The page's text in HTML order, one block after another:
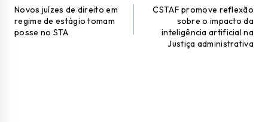
Novos juízes de direito em
regime de estágio tomam
posse no STA
CSTAF promove reflexão
sobre o impacto da
inteligência artificial na
Justiça administrativa